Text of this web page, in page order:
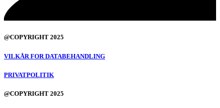
@COPYRIGHT 2025
VILKÅR FOR DATABEHANDLING
PRIVATPOLITIK
@COPYRIGHT 2025